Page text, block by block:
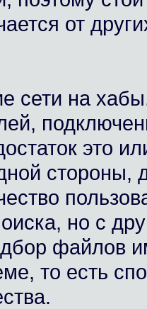
от
сети на
это
стороны,
но с
файлов
то есть